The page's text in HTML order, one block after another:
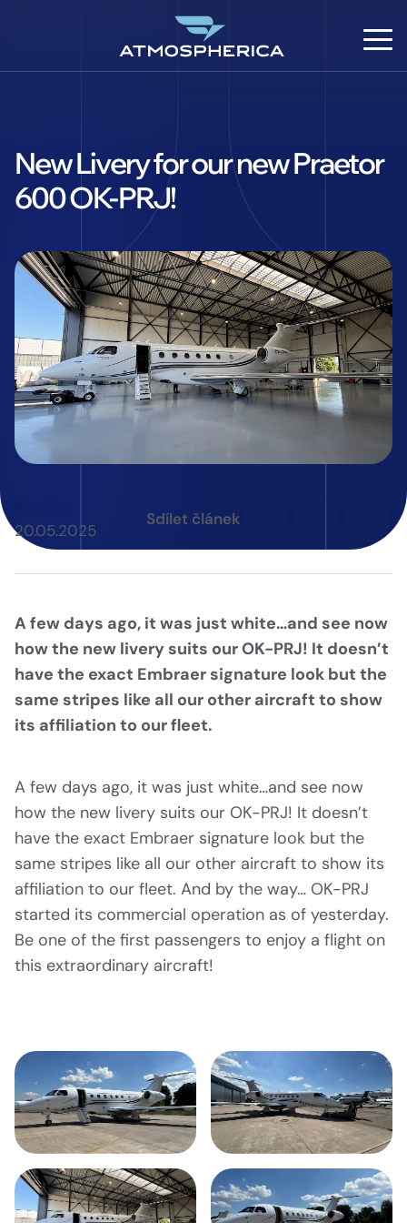
CS
New Livery for our new Praetor
600 OK-PRJ!
20.05.2025
Sdílet článek
A few days ago, it was just white…and see now
how the new livery suits our OK-PRJ! It doesn’t
have the exact Embraer signature look but the
same stripes like all our other aircraft to show
its affiliation to our fleet.
A few days ago, it was just white…and see now
how the new livery suits our OK-PRJ! It doesn’t
have the exact Embraer signature look but the
same stripes like all our other aircraft to show its
affiliation to our fleet. And by the way… OK-PRJ
started its commercial operation as of yesterday.
Be one of the first passengers to enjoy a flight on
this extraordinary aircraft!